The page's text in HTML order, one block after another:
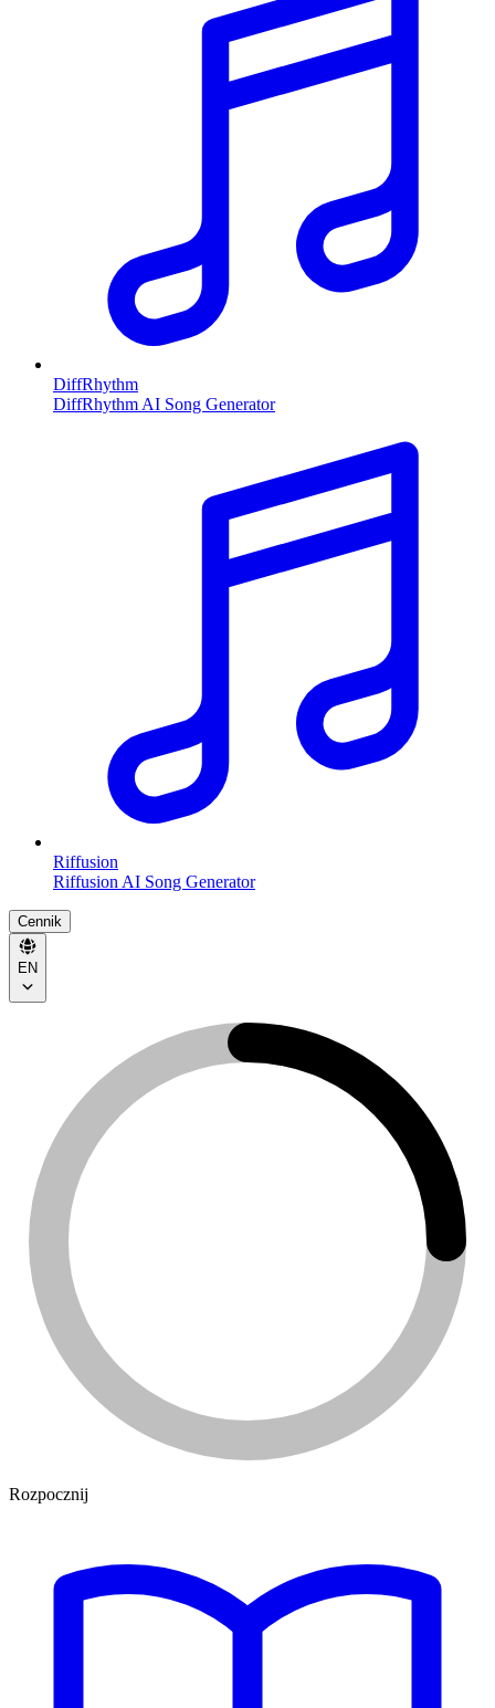
DiffRhythm
DiffRhythm AI Song Generator
Riffusion
Riffusion AI Song Generator
Cennik
EN
Rozpocznij